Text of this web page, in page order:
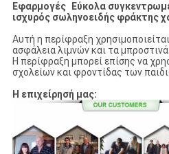
Εφαρμογές
Εύκολα
ισχυρός σωληνοειδής φράκτης
Αυτή η περίφραξη
ασφάλεια λιμνών και τα
Η περίφραξη μπορεί επίσης να
σχολείων και φροντίδας των
Η επιχείρησή μας: